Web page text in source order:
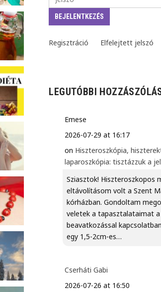
Regisztráció Elfelejtett jelszó
LEGUTÓBBI
Emese
2026-07-29 at 16:17
on Hiszteroszkópia,
laparoszkópia: tisztázzuk a
Sziasztok! Hiszteroszkopos
eltávolításom volt a Szent
kórházban. Gondoltam
veletek a tapasztalataimat a
beavatkozással
egy 1,5-2cm-es…
Cserháti Gabi
2026-07-26 at 16:50